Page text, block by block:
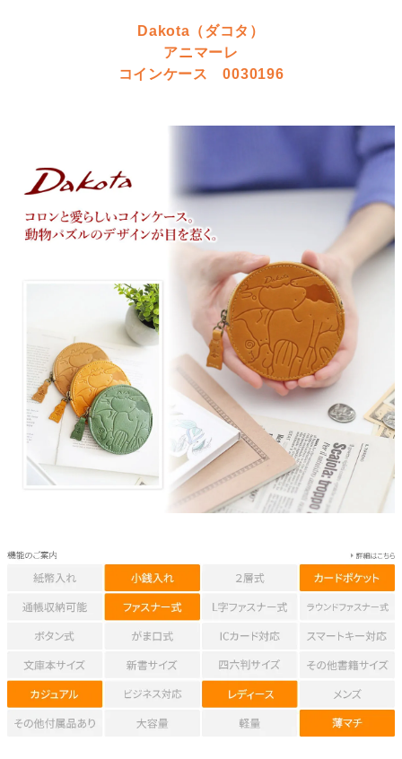
Dakota（ダコタ）
アニマーレ
コインケース 0030196